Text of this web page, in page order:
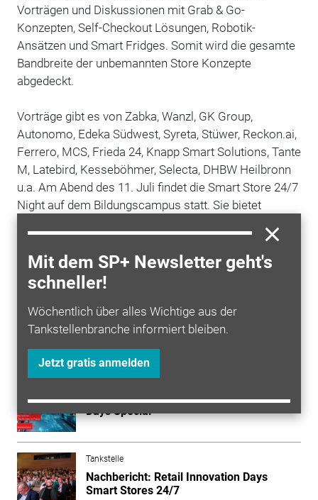
Mit dem SP+ Newsletter geht's
schneller!
Wöchentlich über alles Wichtige aus der
Tankstellenbranche informiert bleiben.
Jetzt gratis anmelden
Vorträgen und Diskussionen mit Grab & Go-
Konzepten, Self-Checkout Lösungen, Robotik-
Ansätzen und Smart Fridges. Somit wird die gesamte
Bandbreite der unbemannten Store Konzepte
abgedeckt.
Vorträge gibt es von Zabka, Wanzl, GK Group,
Autonomo, Edeka Südwest, Syreta, Stüwer, Reckon.ai,
Ferrero, MCS, Frieda 24, Knapp Smart Solutions, Tante
M, Latebird, Kesseböhmer, Selecta, DHBW Heilbronn
u.a. Am Abend des 11. Juli findet die Smart Store 24/7
Night auf dem Bildungscampus statt. Sie bietet
Details zum Programm gibt es
. auch Tickets
könnenüber diesen Link
Tankstelle
Veranstaltungstipp: Retail Innovation
Days Special
Tankstelle
Nachbericht: Retail Innovation Days
Smart Stores 24/7